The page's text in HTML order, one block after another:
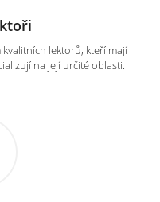
lektorů, kteří mají
na její určité oblasti.